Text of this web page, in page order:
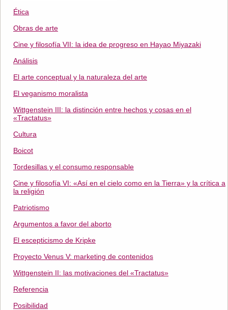
Ética
Obras de arte
Cine y filosofía VII: la idea de progreso en Hayao Miyazaki
Análisis
El arte conceptual y la naturaleza del arte
El veganismo moralista
Wittgenstein III: la distinción entre hechos y cosas en el
«Tractatus»
Cultura
Boicot
Tordesillas y el consumo responsable
Cine y filosofía VI: «Así en el cielo como en la Tierra» y la crítica a
la religión
Patriotismo
Argumentos a favor del aborto
El escepticismo de Kripke
Proyecto Venus V: marketing de contenidos
Wittgenstein II: las motivaciones del «Tractatus»
Referencia
Posibilidad